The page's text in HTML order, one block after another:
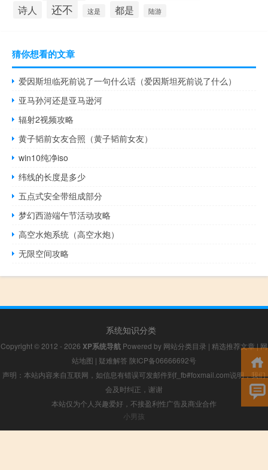
诗人 还不 这是 都是 陆游
猜你想看的文章
爱因斯坦临死前说了一句什么话（爱因斯坦死前说了什么）
亚马孙河还是亚马逊河
辐射2视频攻略
黄子韬前女友合照（黄子韬前女友）
win10纯净iso
纬线的长度是多少
五点式安全带组成部分
梦幻西游端午节活动攻略
高空水炮系统（高空水炮）
无限空间攻略
系统知识分类
Copyright © 2012 - 2026 XP系统导航 Powered by 网站分类目录 | 精选推荐文章|网
站地图 | 疑难解答 陕ICP备06666692号
声明：本站内容来自互联网，如信息有错误可发邮件到f_fb#foxmail.com说明，我们
会及时纠正，谢谢
本站仅为个人兴趣爱好，不接盈利性广告及商业合作
小男孩